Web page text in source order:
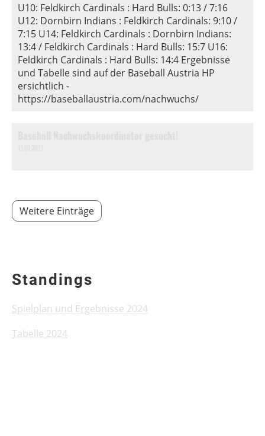
U10: Feldkirch Cardinals : Hard Bulls: 0:13 / 7:16
U12: Dornbirn Indians : Feldkirch Cardinals: 9:10 /
7:15 U14: Feldkirch Cardinals : Dornbirn Indians:
13:4 / Feldkirch Cardinals : Hard Bulls: 15:7 U16:
Feldkirch Cardinals : Hard Bulls: 14:4 Ergebnisse
und Tabelle sind auf der Baseball Austria HP
ersichtlich -
https://baseballaustria.com/nachwuchs/
Weitere Einträge
Standings
Spielplan und Ergebnisse 2024
Tabelle 2024